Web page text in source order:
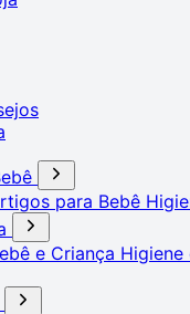
para Bebê
e Criança Higiene